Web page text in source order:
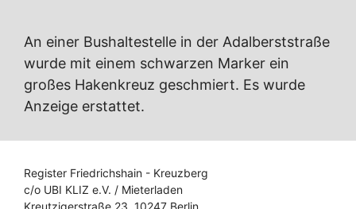
An einer Bushaltestelle in der Adalberststraße
wurde mit einem schwarzen Marker ein
großes Hakenkreuz geschmiert. Es wurde
Anzeige erstattet.
Register Friedrichshain - Kreuzberg
c/o UBI KLIZ e.V. / Mieterladen
Kreutzigerstraße 23, 10247 Berlin